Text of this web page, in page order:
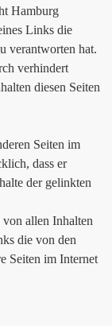
Hamburg
Links die
verantworten hat.
verhindert
diesen Seiten
Seiten im
dass er
der gelinkten
allen Inhalten
die von den
Seiten im Internet